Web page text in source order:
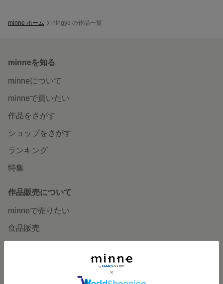
minne ホーム ningyo の作品一覧
minneを知る
minneについて
minneで買いたい
作品をさがす
ショップをさがす
ランキング
特集
作品販売について
minneで売りたい
食品販売